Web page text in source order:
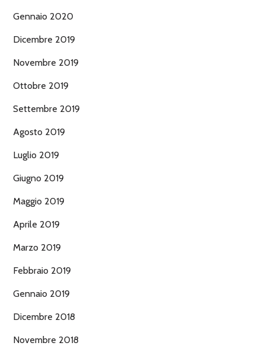
Gennaio 2020
Dicembre 2019
Novembre 2019
Ottobre 2019
Settembre 2019
Agosto 2019
Luglio 2019
Giugno 2019
Maggio 2019
Aprile 2019
Marzo 2019
Febbraio 2019
Gennaio 2019
Dicembre 2018
Novembre 2018